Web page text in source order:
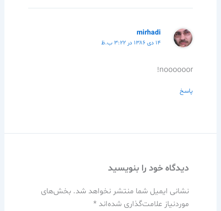
mirhadi
۱۴ دی ۱۳۸۶ در ۳:۲۲ ب.ظ
noooooor!
پاسخ
دیدگاه‌ خود را بنویسید
نشانی ایمیل شما منتشر نخواهد شد. بخش‌های
موردنیاز علامت‌گذاری شده‌اند *